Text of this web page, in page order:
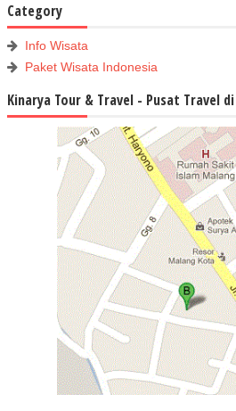
Category
Info Wisata
Paket Wisata Indonesia
Kinarya Tour & Travel - Pusat Travel